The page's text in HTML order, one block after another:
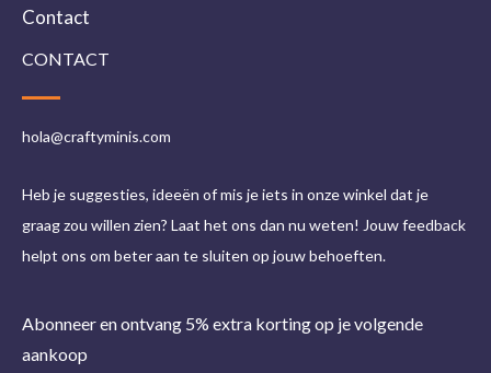
Contact
CONTACT
hola@craftyminis.com
Heb je suggesties, ideeën of mis je iets in onze winkel dat je
graag zou willen zien? Laat het ons dan nu weten! Jouw feedback
helpt ons om beter aan te sluiten op jouw behoeften.
Abonneer en ontvang 5% extra korting op je volgende
aankoop